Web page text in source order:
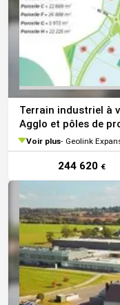
Terrain industriel à
Agglo et pôles de
Voir plus Geolink
244 620 €